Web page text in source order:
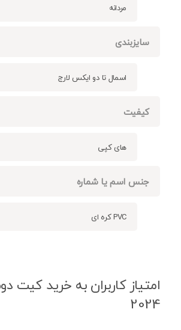
مردانه
سایزبندی
اسمال تا دو ایکس لارج
کیفیت
های کپی
جنس اسم یا شماره
PVC کره ای
امتیاز کاربران به خرید کیت
2024